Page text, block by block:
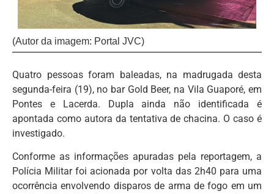
(Autor da imagem: Portal JVC)
Quatro pessoas foram baleadas, na madrugada desta
segunda-feira (19), no bar Gold Beer, na Vila Guaporé, em
Pontes e Lacerda. Dupla ainda não identificada é
apontada como autora da tentativa de chacina. O caso é
investigado.
Conforme as informações apuradas pela reportagem, a
Polícia Militar foi acionada por volta das 2h40 para uma
ocorrência envolvendo disparos de arma de fogo em um